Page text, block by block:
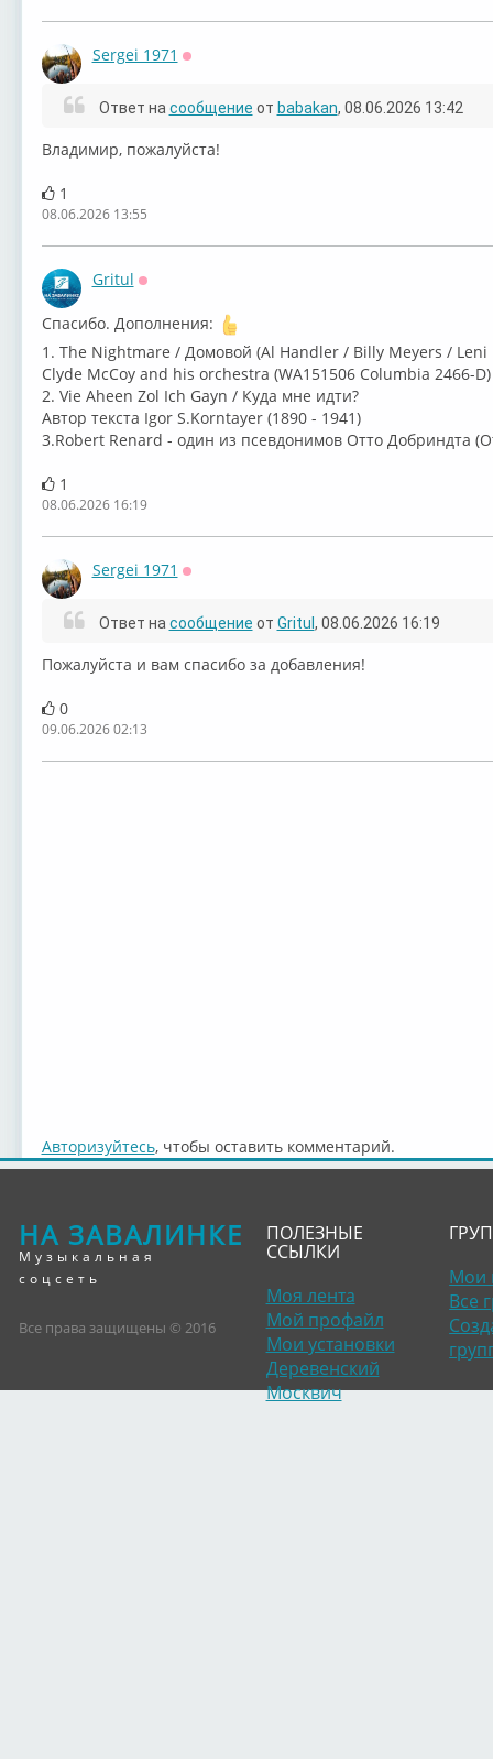
Sergei 1971
Ответ на сообщение от babakan, 08.06.2026 13:42
Владимир, пожалуйста!
1
08.06.2026 13:55
Gritul
Спасибо. Дополнения:
1. The ⁣Nightmare / Домовой ⁣(Al Handler / Billy Meyers / Leni
⁣Clyde McCoy and his orchestra (WA151506 Columbia 2466-D)
⁣2. Vie Aheen Zol Ich Gayn / Куда мне идти?
Автор текста Igor S.Korntayer (1890 - 1941)
3.⁣Robert Renard - один из псевдонимов Отто Добриндта
1
08.06.2026 16:19
Sergei 1971
Ответ на сообщение от Gritul , 08.06.2026 16:19
Пожалуйста и вам спасибо за добавления!
0
09.06.2026 02:13
Авторизуйтесь, чтобы оставить комментарий.
НА ЗАВАЛИНКЕ
Музыкальная
соцсеть
Все права защищены © 2016
ПОЛЕЗНЫЕ
ССЫЛКИ
Моя лента
Мой профайл
Мои установки
Деревенский
Москвич
Мои
Все